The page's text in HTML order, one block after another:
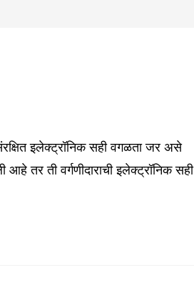
इलेक्ट्रॉनिक सही वगळता जर असे
तर ती वर्गणीदाराची इलेक्ट्रॉनिक सही